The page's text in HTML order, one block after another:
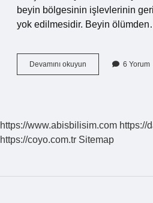
beyin bölgesinin işlevlerinin
yok edilmesidir. Beyin
Devamını okuyun
Ölümü
Yaşayabilir
6 Yorum
https://www.abisbilisim.com https://
https://coyo.com.tr Sitemap